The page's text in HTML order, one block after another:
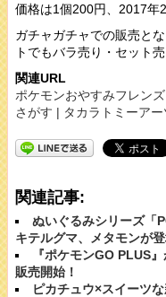
価格は1個200円、2017年
ガチャガチャでの販売と
トでもバラ売り・セット
関連URL
ポケモンおやすみフレン
さがす | タカラトミーアー
関連記事:
ぬいぐるみシリーズ「
キテルグマ、メタモンが登
『ポケモンGO PLUS
販売開始！
ピカチュウ×スイーツ